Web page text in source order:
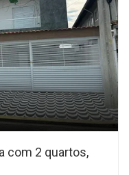
com 2 quartos,